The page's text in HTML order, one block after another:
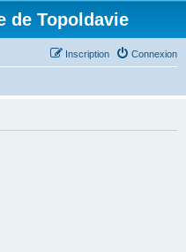
de Topoldavie
Connexion
Inscription